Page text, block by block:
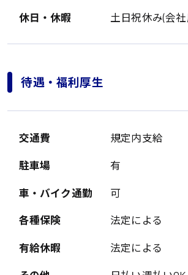
組立、加工
軽作業
介護・医療系
医師
広島市中区
広島市佐伯区
時給1200円～
時給制すべて
日給制すべて
休日・休暇 土日祝休み(会
待遇・福利厚生
交通費 規定内支給
駐車場 有
車・バイク通勤 可
各種保険 法定による
有給休暇 法定による